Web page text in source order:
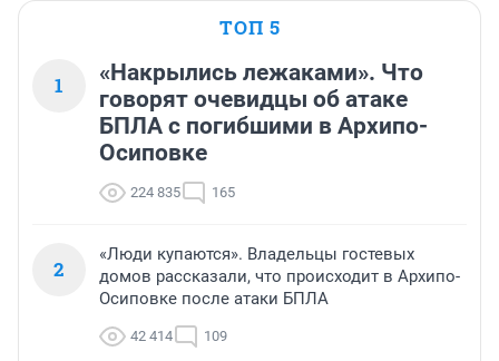
ТОП 5
1
«Накрылись лежаками». Что
говорят очевидцы об атаке
БПЛА с погибшими в Архипо-
Осиповке
224 835 165
2
«Люди купаются». Владельцы гостевых
домов рассказали, что происходит в Архипо-
Осиповке после атаки БПЛА
42 414 109